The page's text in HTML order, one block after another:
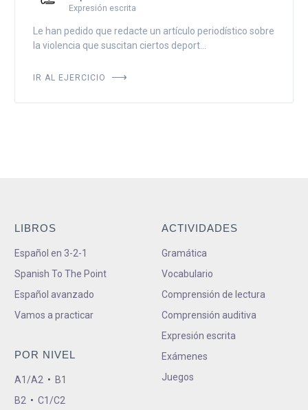
Expresión escrita
Le han pedido que redacte un artículo periodístico sobre
la violencia que suscitan ciertos deport...
IR AL EJERCICIO
LIBROS
Español en 3-2-1
Spanish To The Point
Español avanzado
Vamos a practicar
POR NIVEL
A1/A2 • B1
B2 • C1/C2
ACTIVIDADES
Gramática
Vocabulario
Comprensión de lectura
Comprensión auditiva
Expresión escrita
Exámenes
Juegos